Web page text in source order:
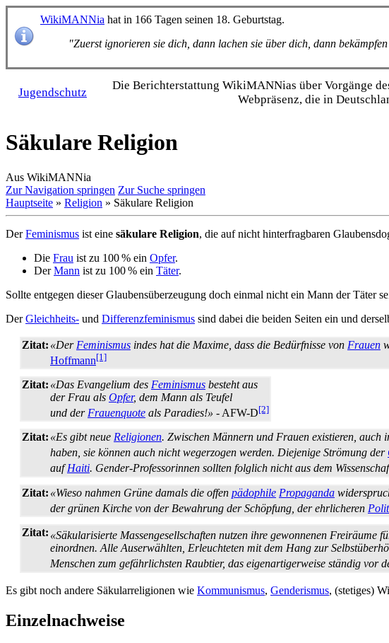
WikiMANNia hat in 166 Tagen seinen 18. Geburtstag.
"Zuerst ignorieren sie dich, dann lachen sie über dich, dann
Jugendschutz
Die Bericht­erstattung WikiMANNias über Vorgänge
Webpräsenz, die in
Säkulare Religion
Aus WikiMANNia
Zur Navigation springen Zur Suche springen
Hauptseite » Religion » Säkulare Religion
DerFeminismus ist eine säkulare Religion, die auf nicht hinter­fragbaren
Die Frau ist zu 100 % ein Opfer.
DerMann ist zu 100 % ein Täter.
Sollte entgegen dieser Glaubens­überzeugung doch einmal nicht ein Mann der Täter
DerGleichheits- und Differenz­feminismus sind dabei die beiden Seiten ein und
Zitat: «Der Feminismus indes hat die Maxime, dass die Bedürfnisse von Frauen
Hoffmann[1]
Zitat: «Das Evangelium des Feminismus besteht aus
der Frau als Opfer, dem Mann als Teufel
und der Frauenquote als Paradies!» - AFW-D[2]
Zitat: «Es gibt neue Religionen. Zwischen Männern und Frauen existieren, auch
haben, sie können auch nicht wegerzogen werden. Diejenige Strömung der
aufHaiti. Gender-Professorinnen sollten folglich nicht aus dem
Zitat: «Wieso nahmen Grüne damals die offen pädophile Propaganda
der grünen Kirche von der Bewahrung der Schöpfung, der ehrlicheren
Zitat: «Säkularisierte Massengesellschaften nutzen ihre gewonnenen Freiräume
einordnen. Alle Auserwählten, Erleuchteten mit dem Hang zur
Menschen zum gefährlichsten Raubtier, das eigen­artigerweise ständig vor
Es gibt noch andere Säkular­religionen wie Kommunismus, Genderismus, (stetiges)
Einzelnachweise